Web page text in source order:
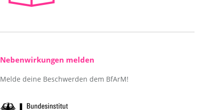
Nebenwirkungen melden
Melde deine Beschwerden dem BfArM!